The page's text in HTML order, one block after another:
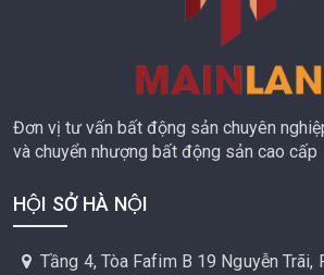
Đơn vị tư vấn bất động sản chuyên
và chuyển nhượng bất động sản cao cấp
HỘI SỞ HÀ NỘI
Tầng 4, Tòa Fafim B 19 Nguyễn Trãi,